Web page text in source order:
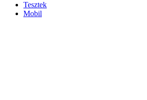
Tesztek
Mobil